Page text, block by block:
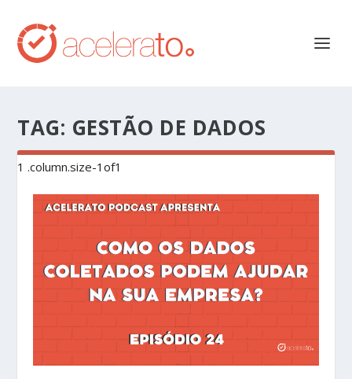
TAG: GESTÃO DE DADOS